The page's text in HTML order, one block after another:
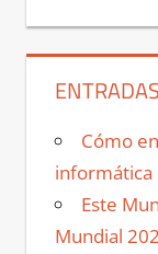
Cómo
informática
Este
Mundial